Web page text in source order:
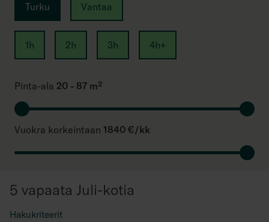
Turku Vantaa
1h 2h 3h 4h+
Pinta-ala 20 - 87 m²
Vuokra korkeintaan 1840 €/kk
5 vapaata Juli-kotia
Hakukriteerit